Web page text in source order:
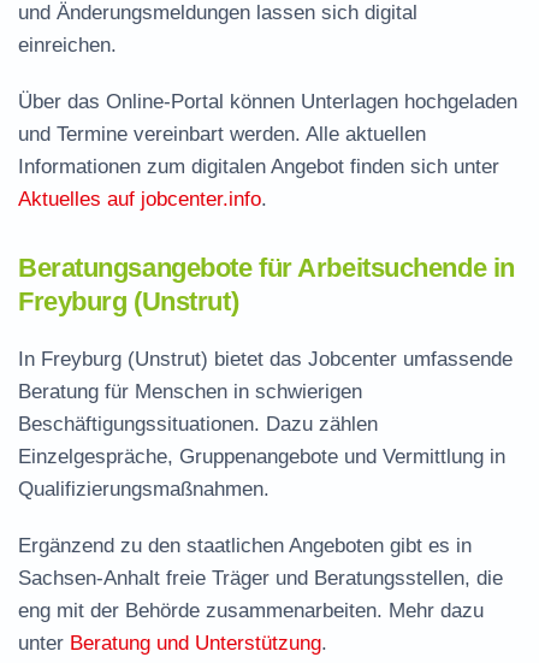
und Änderungsmeldungen lassen sich digital
einreichen.
Über das Online-Portal können Unterlagen hochgeladen
und Termine vereinbart werden. Alle aktuellen
Informationen zum digitalen Angebot finden sich unter
Aktuelles auf jobcenter.info.
Beratungsangebote für Arbeitsuchende in
Freyburg (Unstrut)
In Freyburg (Unstrut) bietet das Jobcenter umfassende
Beratung für Menschen in schwierigen
Beschäftigungssituationen. Dazu zählen
Einzelgespräche, Gruppenangebote und Vermittlung in
Qualifizierungsmaßnahmen.
Ergänzend zu den staatlichen Angeboten gibt es in
Sachsen-Anhalt freie Träger und Beratungsstellen, die
eng mit der Behörde zusammenarbeiten. Mehr dazu
unter Beratung und Unterstützung.